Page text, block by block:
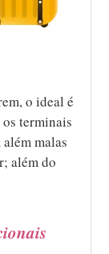
o ideal é
terminais
malas
além do